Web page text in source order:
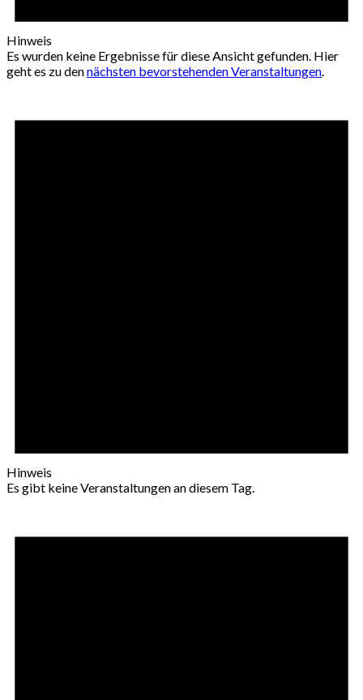
Hinweis
Es wurden keine Ergebnisse für diese Ansicht gefunden. Hier
geht es zu dennächsten bevorstehenden Veranstaltungen
Hinweis
Es gibt keine Veranstaltungen an diesem Tag.